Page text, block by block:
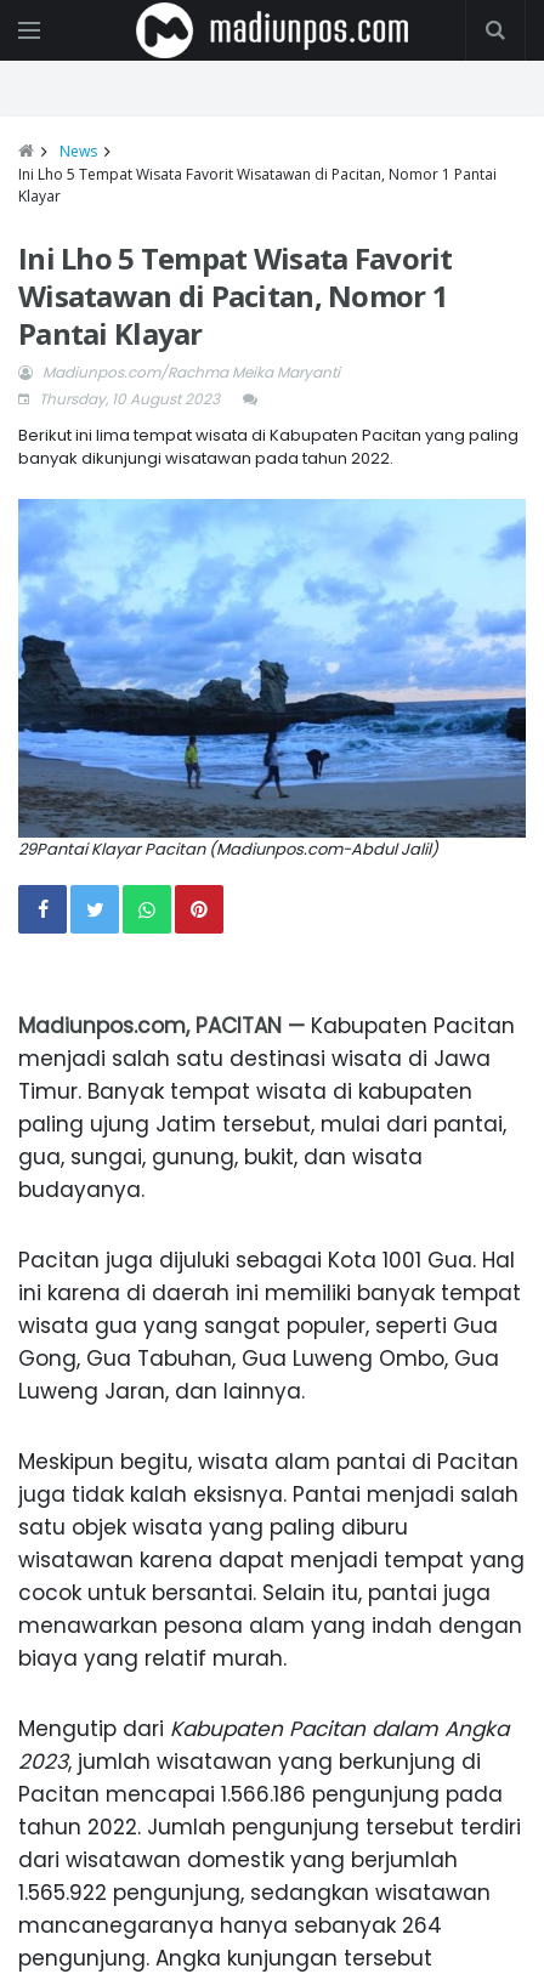
News
Ini Lho 5 Tempat Wisata Favorit Wisatawan di Pacitan, Nomor 1 Pantai
Klayar
Ini Lho 5 Tempat Wisata Favorit
Wisatawan di Pacitan, Nomor 1
Pantai Klayar
Madiunpos.com/Rachma Meika Maryanti
Thursday, 10 August 2023
Berikut ini lima tempat wisata di Kabupaten Pacitan yang paling
banyak dikunjungi wisatawan pada tahun 2022.
29Pantai Klayar Pacitan (Madiunpos.com-Abdul Jalil)
Madiunpos.com, PACITAN — Kabupaten Pacitan
menjadi salah satu destinasi wisata di Jawa
Timur. Banyak tempat wisata di kabupaten
paling ujung Jatim tersebut, mulai dari pantai,
gua, sungai, gunung, bukit, dan wisata
budayanya.
Pacitan juga dijuluki sebagai Kota 1001 Gua. Hal
ini karena di daerah ini memiliki banyak tempat
wisata gua yang sangat populer, seperti Gua
Gong, Gua Tabuhan, Gua Luweng Ombo, Gua
Luweng Jaran, dan lainnya.
Meskipun begitu, wisata alam pantai di Pacitan
juga tidak kalah eksisnya. Pantai menjadi salah
satu objek wisata yang paling diburu
wisatawan karena dapat menjadi tempat yang
cocok untuk bersantai. Selain itu, pantai juga
menawarkan pesona alam yang indah dengan
biaya yang relatif murah.
Mengutip dari Kabupaten Pacitan dalam Angka
2023, jumlah wisatawan yang berkunjung di
Pacitan mencapai 1.566.186 pengunjung pada
tahun 2022. Jumlah pengunjung tersebut terdiri
dari wisatawan domestik yang berjumlah
1.565.922 pengunjung, sedangkan wisatawan
mancanegaranya hanya sebanyak 264
pengunjung. Angka kunjungan tersebut